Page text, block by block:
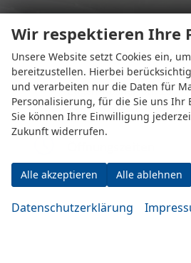
Eugen-Rosner-Str. 16
83278 Traunstein
Wir respektieren Ihre
Unsere Website setzt Cookies ein,
bereitzustellen. Hierbei
und verarbeiten nur die Daten für
Personalisierung, für die Sie uns Ihr
Sie können Ihre Einwilligung
Zukunft widerrufen.
Alle akzeptieren Alle ablehnen
Datenschutzerklärung